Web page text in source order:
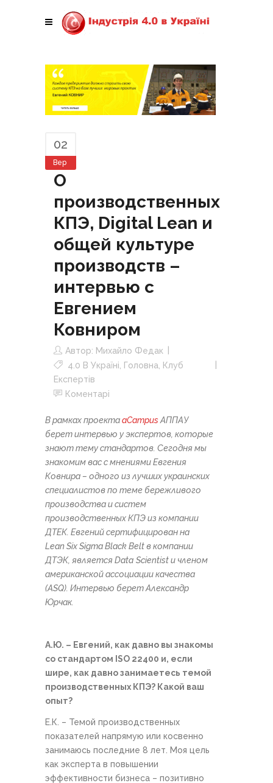
02
Вер
О
производственных
КПЭ, Digital Lean и
общей культуре
производств –
интервью с
Евгением
Ковниром
Автор: Михайло Федак
4.0 В Україні, Головна, Клуб
Експертів
Коментарі
В рамках проектаaCampusАППАУ
берет интервью у экспертов, которые
знают тему стандартов. Сегодня мы
знакомим вас с мнениями Евгения
Ковнира – одного из лучших украинских
специалистов по теме бережливого
производства и систем
производственных КПЭ из компании
ДТЕК. Евгений сертифицирован на
Lean Six Sigma Black Beltв компании
ДТЭК, является Data Scientistи членом
американской ассоциации качества
(ASQ). Интервью берет Александр
Юрчак.
А.Ю. – Евгений, как давно вы знакомы
со стандартом ISO 22400 и, если
шире, как давно занимаетесь темой
производственных КПЭ? Какой ваш
опыт?
Е.К. – Темой производственных
показателей напрямую или косвенно
занимаюсь последние 8 лет. Моя цель
как эксперта в повышении
эффективности бизнеса – позитивно